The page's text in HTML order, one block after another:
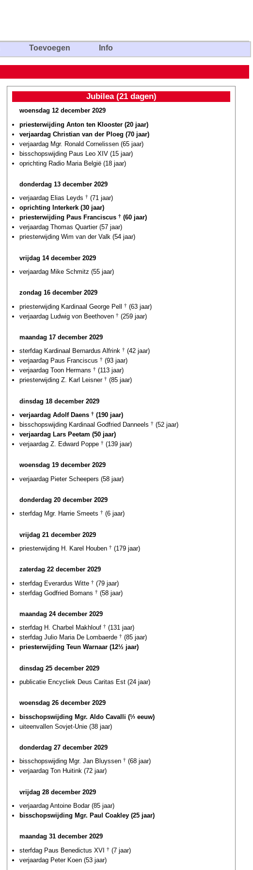
Toevoegen Info
Jubilea (21 dagen)
woensdag 12 december 2029
priesterwijding Anton ten Klooster (20 jaar)
verjaardag Christian van der Ploeg (70 jaar)
verjaardag Mgr. Ronald Cornelissen (65 jaar)
bisschopswijding Paus Leo XIV (15 jaar)
oprichting Radio Maria België (18 jaar)
donderdag 13 december 2029
verjaardag Elias Leyds † (71 jaar)
oprichting Interkerk (30 jaar)
priesterwijding Paus Franciscus † (60 jaar)
verjaardag Thomas Quartier (57 jaar)
priesterwijding Wim van der Valk (54 jaar)
vrijdag 14 december 2029
verjaardag Mike Schmitz (55 jaar)
zondag 16 december 2029
priesterwijding Kardinaal George Pell † (63 jaar)
verjaardag Ludwig von Beethoven † (259 jaar)
maandag 17 december 2029
sterfdag Kardinaal Bernardus Alfrink † (42 jaar)
verjaardag Paus Franciscus † (93 jaar)
verjaardag Toon Hermans † (113 jaar)
priesterwijding Z. Karl Leisner † (85 jaar)
dinsdag 18 december 2029
verjaardag Adolf Daens † (190 jaar)
bisschopswijding Kardinaal Godfried Danneels † (52 jaar)
verjaardag Lars Peetam (50 jaar)
verjaardag Z. Edward Poppe † (139 jaar)
woensdag 19 december 2029
verjaardag Pieter Scheepers (58 jaar)
donderdag 20 december 2029
sterfdag Mgr. Harrie Smeets † (6 jaar)
vrijdag 21 december 2029
priesterwijding H. Karel Houben † (179 jaar)
zaterdag 22 december 2029
sterfdag Everardus Witte † (79 jaar)
sterfdag Godfried Bomans † (58 jaar)
maandag 24 december 2029
sterfdag H. Charbel Makhlouf † (131 jaar)
sterfdag Julio Maria De Lombaerde † (85 jaar)
priesterwijding Teun Warnaar (12½ jaar)
dinsdag 25 december 2029
publicatie Encycliek Deus Caritas Est (24 jaar)
woensdag 26 december 2029
bisschopswijding Mgr. Aldo Cavalli (⅓ eeuw)
uiteenvallen Sovjet-Unie (38 jaar)
donderdag 27 december 2029
bisschopswijding Mgr. Jan Bluyssen † (68 jaar)
verjaardag Ton Huitink (72 jaar)
vrijdag 28 december 2029
verjaardag Antoine Bodar (85 jaar)
bisschopswijding Mgr. Paul Coakley (25 jaar)
maandag 31 december 2029
sterfdag Paus Benedictus XVI † (7 jaar)
verjaardag Peter Koen (53 jaar)